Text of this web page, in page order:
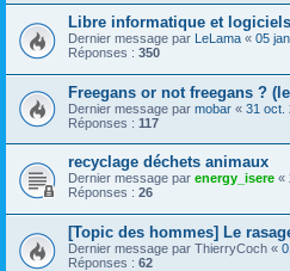
Libre informatique et
Dernier message par LeLama « 05
Réponses : 350
Freegans or not freegans ?
Dernier message par mobar « 31 oct.
Réponses : 117
recyclage déchets animaux
Dernier message par energy_isere «
Réponses : 26
[Topic des hommes] Le
Dernier message par ThierryCoch «
Réponses : 62